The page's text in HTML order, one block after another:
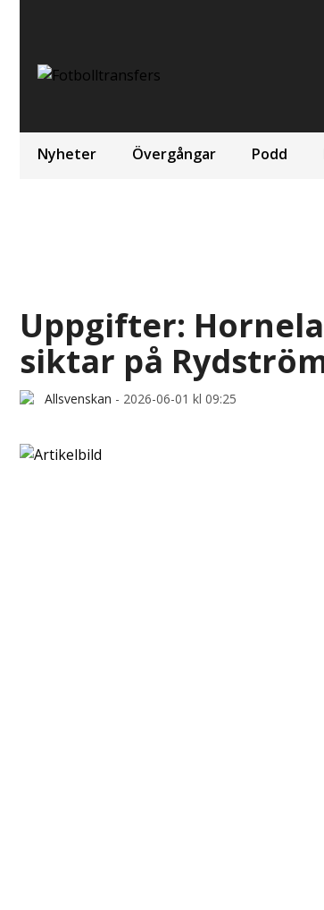
Nyheter Övergångar Podd
Uppgifter:
siktar på
Allsvenskan - 2026-06-01 kl 09:25